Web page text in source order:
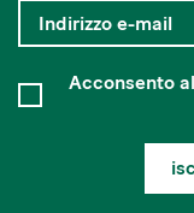
Acconsento al